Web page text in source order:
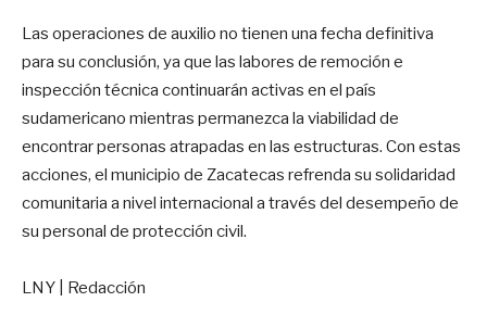
Las operaciones de auxilio no tienen una fecha definitiva
para su conclusión, ya que las labores de remoción e
inspección técnica continuarán activas en el país
sudamericano mientras permanezca la viabilidad de
encontrar personas atrapadas en las estructuras. Con estas
acciones, el municipio de Zacatecas refrenda su solidaridad
comunitaria a nivel internacional a través del desempeño de
su personal de protección civil.
LNY | Redacción